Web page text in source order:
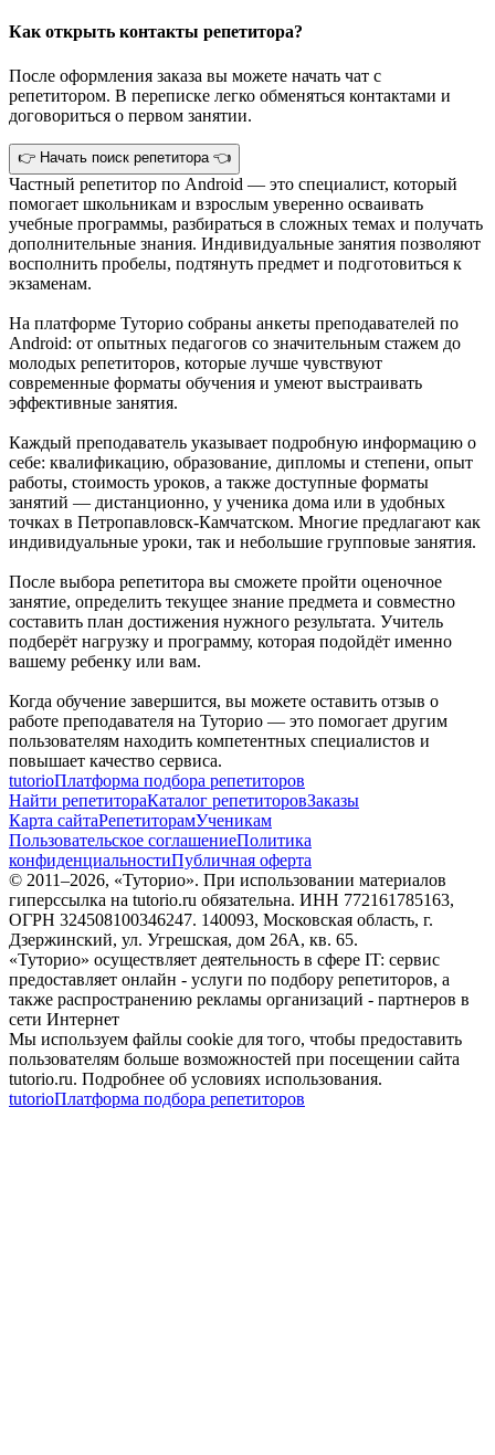
Как открыть контакты репетитора?
После оформления заказа вы можете начать чат с
репетитором. В переписке легко обменяться контактами и
договориться о первом занятии.
👉 Начать поиск репетитора 👈
Частный репетитор по Android — это специалист, который
помогает школьникам и взрослым уверенно осваивать
учебные программы, разбираться в сложных темах и получать
дополнительные знания. Индивидуальные занятия позволяют
восполнить пробелы, подтянуть предмет и подготовиться к
экзаменам.
На платформе Туторио собраны анкеты преподавателей по
Android: от опытных педагогов со значительным стажем до
молодых репетиторов, которые лучше чувствуют
современные форматы обучения и умеют выстраивать
эффективные занятия.
Каждый преподаватель указывает подробную информацию о
себе: квалификацию, образование, дипломы и степени, опыт
работы, стоимость уроков, а также доступные форматы
занятий — дистанционно, у ученика дома или в удобных
точках в Петропавловск-Камчатском. Многие предлагают как
индивидуальные уроки, так и небольшие групповые занятия.
После выбора репетитора вы сможете пройти оценочное
занятие, определить текущее знание предмета и совместно
составить план достижения нужного результата. Учитель
подберёт нагрузку и программу, которая подойдёт именно
вашему ребенку или вам.
Когда обучение завершится, вы можете оставить отзыв о
работе преподавателя на Туторио — это помогает другим
пользователям находить компетентных специалистов и
повышает качество сервиса.
tutorioПлатформа подбора репетиторов
Найти репетитораКаталог репетиторовЗаказы
Карта сайтаРепетиторамУченикам
Пользовательское соглашениеПолитика
конфиденциальностиПубличная оферта
© 2011–2026, «Туторио». При использовании материалов
гиперссылка на tutorio.ru обязательна. ИНН 772161785163,
ОГРН 324508100346247. 140093, Московская область, г.
Дзержинский, ул. Угрешская, дом 26А, кв. 65.
«Туторио» осуществляет деятельность в сфере IT: сервис
предоставляет онлайн - услуги по подбору репетиторов, а
также распространению рекламы организаций - партнеров в
сети Интернет
Мы используем файлы cookie для того, чтобы предоставить
пользователям больше возможностей при посещении сайта
tutorio.ru. Подробнее об условиях использования.
tutorioПлатформа подбора репетиторов